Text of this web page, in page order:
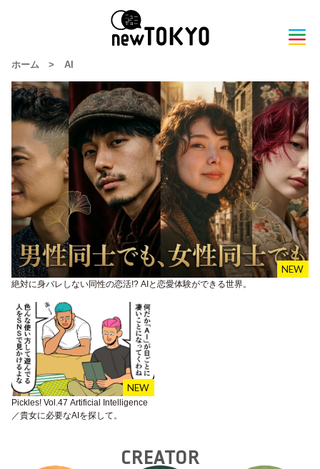
ホーム > AI
絶対に身バレしない同性の恋活!? AIと恋愛体験ができる世界。
Pickles! Vol.47 Artificial Intelligence
／貴女に必要なAIを探して。
CREATOR